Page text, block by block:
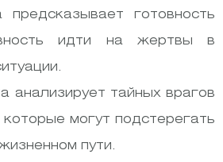
предсказывает готовность
идти на жертвы в
анализирует тайных врагов
могут подстерегать
пути.